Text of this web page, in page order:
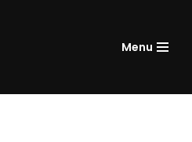
Menu